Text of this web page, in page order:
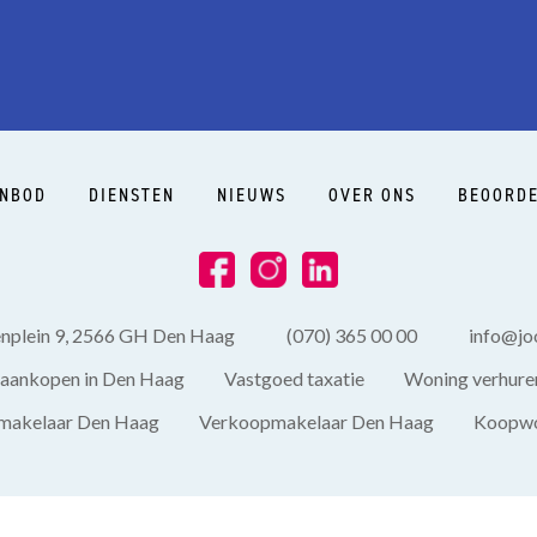
DIENSTEN NIEUWS OVER ONS
9, 2566 GH Den Haag (070) 365 00 00
in Den Haag
Vastgoed taxatie
Woning
Den Haag
Verkoopmakelaar Den Haag